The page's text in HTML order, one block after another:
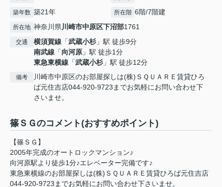
築年数 築21年 所在階 6階/7階建
所在地 神奈川県川崎市中原区下沼部1761
交通 横須賀線 「武蔵小杉 」駅 徒歩9分
南武線 「向河原 」駅 徒歩1分
東急東横線 「武蔵小杉 」駅 徒歩12分
備考
川崎市中原区のお部屋探しは(株)ＳＱＵＡＲＥ賃貸ひろ
ば元住吉店044-920-9723までお気軽にお問い合わせ下
さいませ。
篠ＳＧのコメント(おすすめポイント)
【篠ＳＧ】
2005年完成のオートロックマンション♪
向河原駅より徒歩1分♪エレベーター完備です♪
東急東横線のお部屋探しは(株)ＳＱＵＡＲＥ賃貸ひろば元住吉店
044-920-9723までお気軽にお問い合わせ下さいませ。